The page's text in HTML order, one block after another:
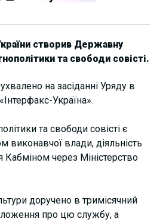
створив Державну
та свободи совісті.
на засіданні Уряду в
«Інтерфакс-Україна».
та свободи совісті є
виконавчої влади, діяльність
Кабміном через Міністерство
доручено в тримісячний
про цю службу, а